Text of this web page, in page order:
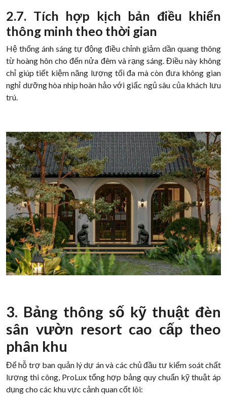
2.7. Tích hợp kịch bản điều khiển
thông minh theo thời gian
Hệ thống ánh sáng tự động điều chỉnh giảm dần quang thông
từ hoàng hôn cho đến nửa đêm và rạng sáng. Điều này không
chỉ giúp tiết kiệm năng lượng tối đa mà còn đưa không gian
nghỉ dưỡng hòa nhịp hoàn hảo với giấc ngủ sâu của khách lưu
trú.
3. Bảng thông số kỹ thuật đèn
sân vườn resort cao cấp theo
phân khu
Để hỗ trợ ban quản lý dự án và các chủ đầu tư kiểm soát chất
lượng thi công, ProLux tổng hợp bảng quy chuẩn kỹ thuật áp
dụng cho các khu vực cảnh quan cốt lõi: